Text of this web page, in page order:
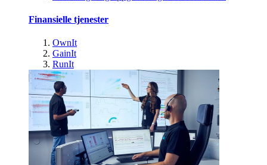
Finansielle tjenester
OwnIt
GainIt
RunIt